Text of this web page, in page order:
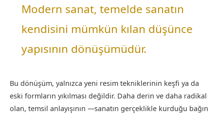
Modern sanat, temelde sanatın
kendisini mümkün kılan düşünce
yapısının dönüşümüdür.
Bu dönüşüm, yalnızca yeni resim tekniklerinin keşfi ya da
eski formların yıkılması değildir. Daha derin ve daha radikal
olan, temsil anlayışının —sanatın gerçeklikle kurduğu bağın